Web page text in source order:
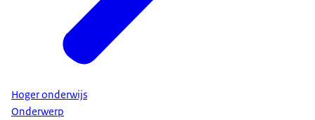
Hoger onderwijs
Onderwerp